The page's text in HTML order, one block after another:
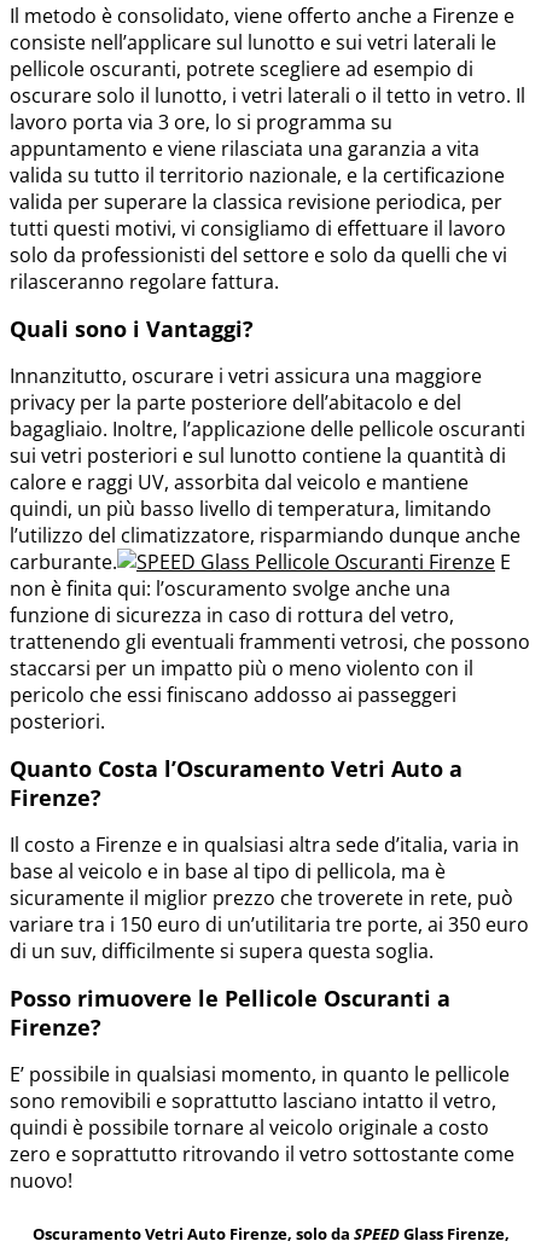
Il metodo è consolidato, viene offerto anche a Firenze e
consiste nell’applicare sul lunotto e sui vetri laterali le
pellicole oscuranti, potrete scegliere ad esempio di
oscurare solo il lunotto, i vetri laterali o il tetto in vetro. Il
lavoro porta via 3 ore, lo si programma su
appuntamento e viene rilasciata una garanzia a vita
valida su tutto il territorio nazionale, e la certificazione
valida per superare la classica revisione periodica, per
tutti questi motivi, vi consigliamo di effettuare il lavoro
solo da professionisti del settore e solo da quelli che vi
rilasceranno regolare fattura.
Quali sono i Vantaggi?
Innanzitutto, oscurare i vetri assicura una maggiore
privacy per la parte posteriore dell’abitacolo e del
bagagliaio. Inoltre, l’applicazione delle pellicole oscuranti
sui vetri posteriori e sul lunotto contiene la quantità di
calore e raggi UV, assorbita dal veicolo e mantiene
quindi, un più basso livello di temperatura, limitando
l’utilizzo del climatizzatore, risparmiando dunque anche
carburante.
E
non è finita qui: l’oscuramento svolge anche una
funzione di sicurezza in caso di rottura del vetro,
trattenendo gli eventuali frammenti vetrosi, che possono
staccarsi per un impatto più o meno violento con il
pericolo che essi finiscano addosso ai passeggeri
posteriori.
Quanto Costa l’Oscuramento Vetri Auto a
Firenze?
Il costo a Firenze e in qualsiasi altra sede d’italia, varia in
base al veicolo e in base al tipo di pellicola, ma è
sicuramente il miglior prezzo che troverete in rete, può
variare tra i 150 euro di un’utilitaria tre porte, ai 350 euro
di un suv, difficilmente si supera questa soglia.
Posso rimuovere le Pellicole Oscuranti a
Firenze?
E’ possibile in qualsiasi momento, in quanto le pellicole
sono removibili e soprattutto lasciano intatto il vetro,
quindi è possibile tornare al veicolo originale a costo
zero e soprattutto ritrovando il vetro sottostante come
nuovo!
Oscuramento Vetri Auto Firenze, solo da SPEEDGlass Firenze,